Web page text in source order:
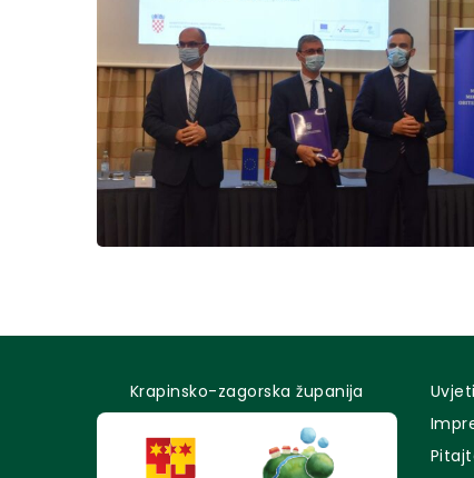
Krapinsko-zagorska županija